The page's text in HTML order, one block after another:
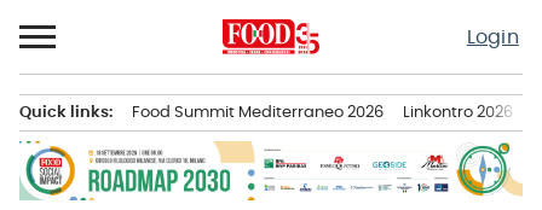
al
contenuto
Login
principale
Quick links: Food Summit Mediterraneo 2026 Linkontro 2026